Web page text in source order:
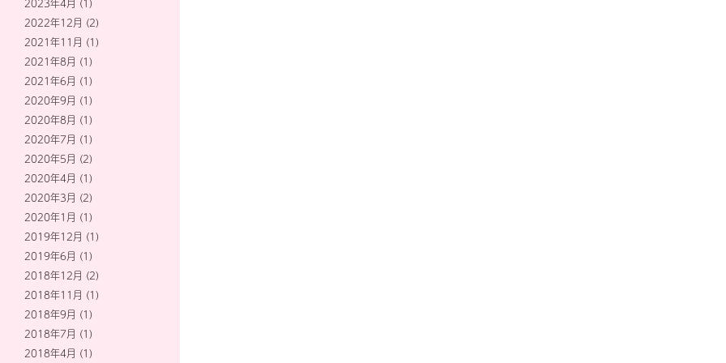
2023年4月 (1)
2022年12月 (2)
2021年11月 (1)
2021年8月 (1)
2021年6月 (1)
2020年9月 (1)
2020年8月 (1)
2020年7月 (1)
2020年5月 (2)
2020年4月 (1)
2020年3月 (2)
2020年1月 (1)
2019年12月 (1)
2019年6月 (1)
2018年12月 (2)
2018年11月 (1)
2018年9月 (1)
2018年7月 (1)
2018年4月 (1)